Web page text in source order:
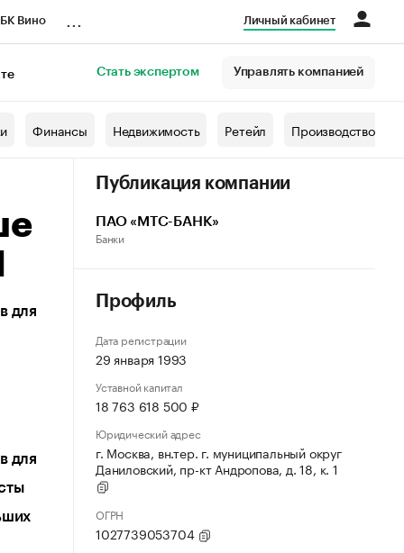
Вино Личный кабинет
Стать экспертом Управлять компанией
Финансы Недвижимость Ретейл Производство
для
для
Публикация компании
ПАО «МТС-БАНК»
Банки
Профиль
Дата регистрации
29 января 1993
Уставной капитал
18 763 618 500 ₽
Юридический адрес
г. Москва, вн.тер. г. муниципальный округ
Даниловский, пр-кт Андропова, д. 18, к. 1
ОГРН
1027739053704